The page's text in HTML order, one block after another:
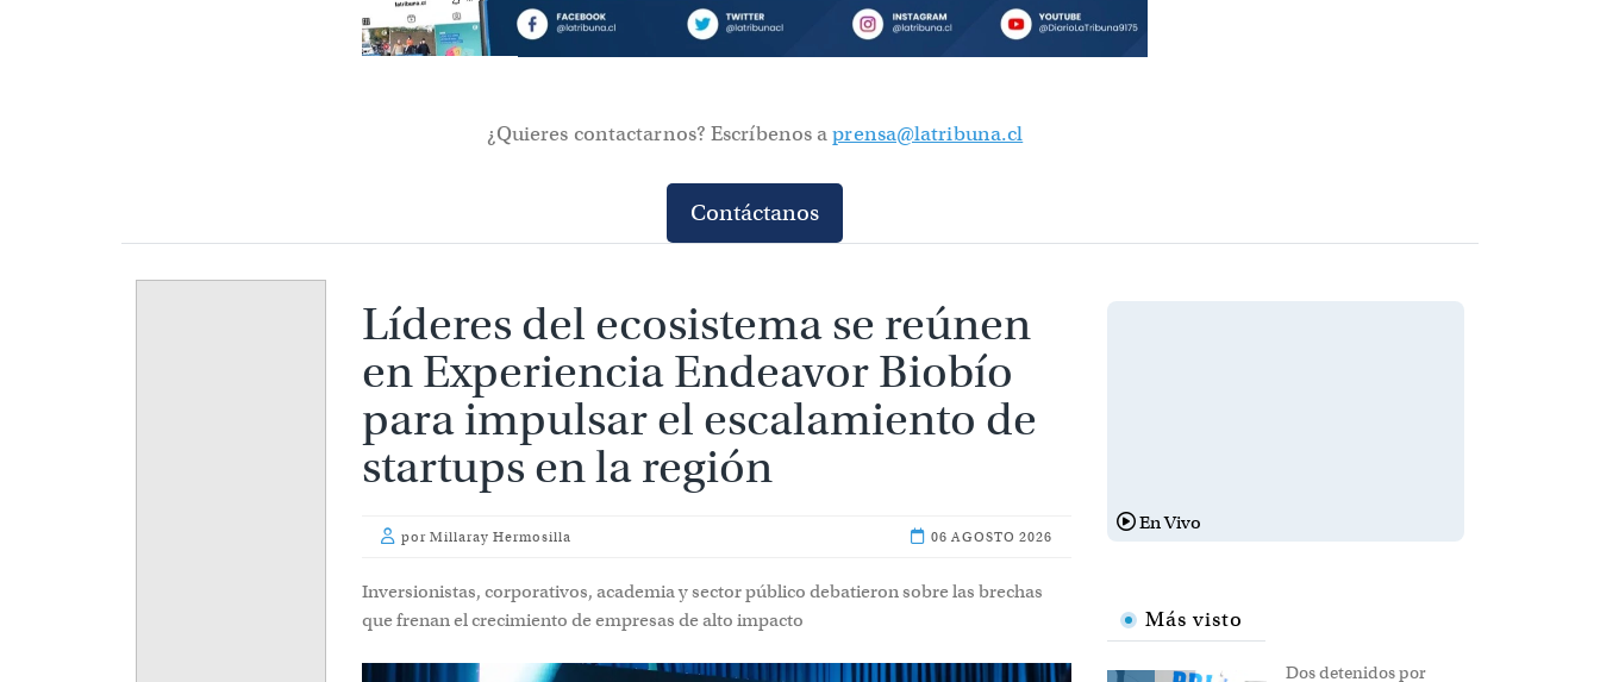
¿Quieres contactarnos? Escríbenos aprensa@latribuna.cl
Contáctanos
Líderes del ecosistema se reúnen
en Experiencia Endeavor Biobío
para impulsar el escalamiento de
startups en la región
por Millaray Hermosilla 06 AGOSTO 2026
Inversionistas, corporativos, academia y sector público debatieron sobre las brechas
que frenan el crecimiento de empresas de alto impacto
En Vivo
Más visto
Dos detenidos por